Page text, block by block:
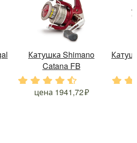
Катушка Shimano
Catana FB
. . . .
цена 1941,72